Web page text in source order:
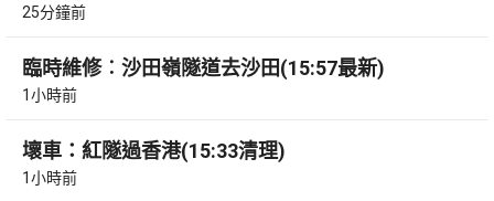
25分鐘前
臨時維修︰沙田嶺隧道去沙田(15:57最新)
1小時前
壞車：紅隧過香港(15:33清理)
1小時前